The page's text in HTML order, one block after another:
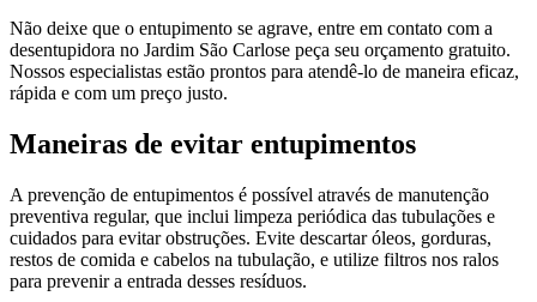
Não deixe que o entupimento se agrave, entre em contato com a
desentupidora no Jardim São Carlose peça seu orçamento gratuito.
Nossos especialistas estão prontos para atendê-lo de maneira eficaz,
rápida e com um preço justo.
Maneiras de evitar entupimentos
A prevenção de entupimentos é possível através de manutenção
preventiva regular, que inclui limpeza periódica das tubulações e
cuidados para evitar obstruções. Evite descartar óleos, gorduras,
restos de comida e cabelos na tubulação, e utilize filtros nos ralos
para prevenir a entrada desses resíduos.